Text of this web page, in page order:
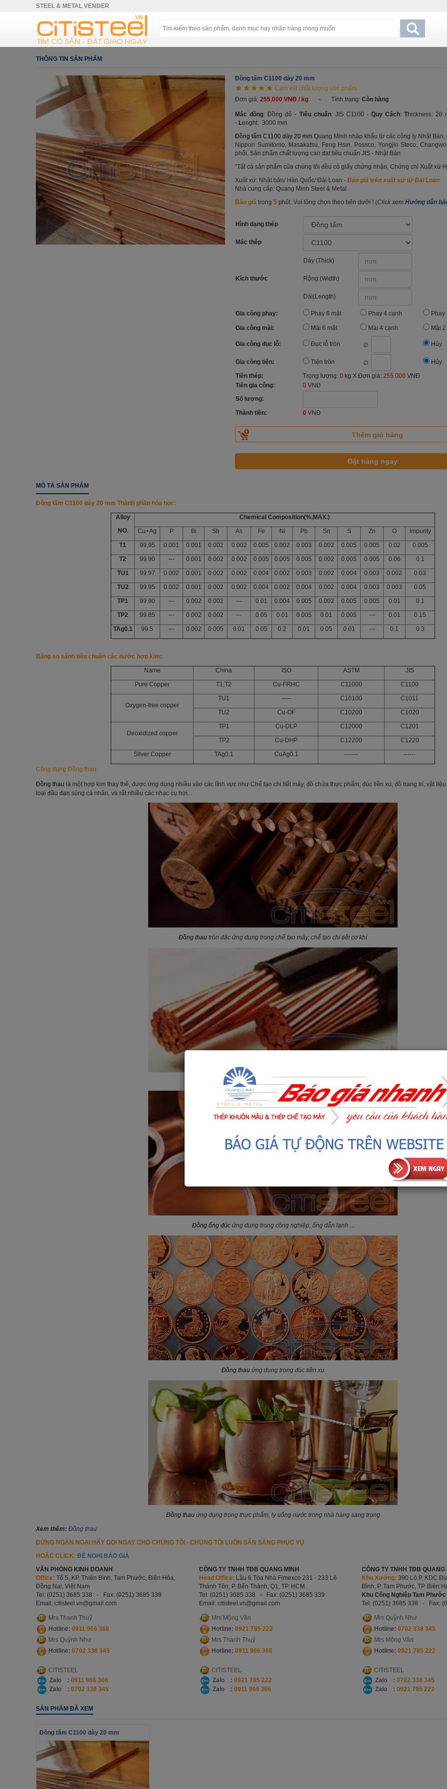
STEEL & METAL VENDER
THÔNG TIN SẢN PHẨM
Đồng tấm C1100 dày 20 mm
Cam kết chất lượng sản phẩm
Đơn giá: 255,000 VNĐ / kg - Tình trạng: Còn hàng
Mác đồng: Đồng đỏ - Tiêu chuẩn: JIS C1100 -Quy Cách:Thickness:
- Lenght: 3000 mm
Đồng tấm C1100 dày 20 mm Quang Minh nhập khẩu từ các công ty Nhật
Nippon Sumitomo, Masakatsu, Feng Hsin, Possco, Yongjin Steco,
phối. Sản phẩm chất lượng cao đạt tiêu chuẩn JIS - Nhật Bản
"Tất cả sản phẩm của chúng tôi đều có giấy chứng nhận, Chứng chỉ Xuất xứ
Xuất xứ: Nhật bản/ Hàn Quốc/ Đài Loan - Báo giá trên xuất xứ từ Đài Loan
Nhà cung cấp: Quang Minh Steel & Metal
Báo giá trong 5 phút. Vui lòng chọn theo bên dưới ! (Click xem Hướng dẫn
Hình dạng thép
Mác thép
Kích thước
Dày (Thick)
Rộng (Width)
Dài(Length)
Gia công phay: Phay 6 mặt Phay 4 cạnh Phay
Gia công mài: Mài 6 mặt Mài 4 cạnh Mài
Gia công đục lỗ: Đục lỗ tròn ∅ Hủy
Gia công tiện: Tiện tròn ∅
Hủy
Tiền thép:
Trọng lượng: 0 kg X Đơn giá: 255.000 VNĐ
Tiền gia công:
0 VNĐ
Số lượng:
Thành tiền:
0 VNĐ
MÔ TẢ SẢN PHẨM
Đồng tấm C1100 dày 20 mm Thành phần hóa học:
Alloy
NO.
Chemical Composition(%,MAX.)
Cu+Ag
P Bi Sb As Fe Ni Pb Sn S Zn O
Impurity
T1
99.95 0.001 0.001 0.002 0.002 0.005 0.002 0.003 0.002 0.005 0.005 0.02
0.005
T2
99.90 --- 0.001 0.002 0.002 0.005 0.005 0.005 0.002 0.005 0.005 0.06
0.1
TU1
99.97 0.002 0.001 0.002 0.002 0.004 0.002 0.003 0.002 0.004 0.003 0.002
0.03
TU2
99.95 0.002 0.001 0.002 0.002 0.004 0.002 0.004 0.002 0.004 0.003 0.003
0.05
TP1
99.90 --- 0.002 0.002 --- 0.01 0.004 0.005 0.002 0.005 0.005 0.01
0.1
TP2
99.85 --- 0.002 0.002 --- 0.05 0.01 0.005 0.01 0.005 --- 0.01
0.15
TAg0.1
99.5 --- 0.002 0.005 0.01 0.05 0.2 0.01 0.05 0.01 --- 0.1 0.3
Bảng so sánh tiêu chuần các nước hợp kim:
Name
China ISO ASTM
JIS
Pure Copper
T1,T2 Cu-FRHC C11000 C1100
Oxygen-free copper
TU1 ----- C10100
C1011
TU2
Cu-OF C10200 C1020
Deoxidized copper
TP1 Cu-DLP C12000
C1201
TP2
Cu-DHP C12200
C1220
Silver Copper
TAg0.1 CuAg0.1 ------- ------
Công dụng Đồng thau:
Đồng thau là một hợp kim thay thế, được ứng dụng nhiều vào các lĩnh vực như Chế tạo chi tiết máy, đồ chứa thực phẩm, đúc tiền xu, đồ trang trí, vật
loại đầu đạn súng cá nhân, và rất nhiều các nhạc cụ hơi...
Đồng thau tròn đặc ứng dụng trong chế tạo máy, chế tạo chi tiết cơ khí
Đồng sợi ứng dụng chế tạo thiết bị điện, dây dẫn điện
Đồng ống đúcứng dụng trong công nghiệp, ống dẫn lạnh ...
Đồng thau ứng dụng trong đúc tiền xu
Đồng thauứng dụng trong thực phẩm, ly uống nước trong nhà hàng sang trọng
Xem thêm: Đồng thau
ĐỪNG NGẦN NGẠI HÃY GỌI NGAY CHO CHÚNG TÔI - CHÚNG TÔI LUÔN SẴN SÀNG PHỤC VỤ
HOẶC CLICK: ĐỀ NGHỊ BÁO GIÁ
VĂN PHÒNG KINH DOANH
Office: Tổ 5, KP. Thiên Bình, Tam Phước, Biên Hòa,
Đồng Nai, Việt Nam
Tel: (0251) 3685 338 - Fax: (0251) 3685 339
Email: citisteel.vn@gmail.com
Mrs Thanh Thuỷ
Hotline: 0911 966 366
Mrs Quỳnh Như
Hotline: 0702 338 345
CITISTEEL
Zalo : 0911 966 366
Zalo : 0702 338 345
CÔNG TY TNHH TĐB QUANG MINH
Head Office: Lầu 6 Tòa Nhà Fimexco 231 - 233 Lê
Thánh Tôn, P. Bến Thành, Q1, TP. HCM
Tel: (0251) 3685 338 -
Fax: (0251) 3685 339
Email: citisteel.vn@gmail.com
Mrs Mộng Vân
Hotline: 0921 785 222
Mrs Thanh Thuỷ
Hotline: 0911 966 366
CITISTEEL
Zalo : 0921 785 222
Zalo : 0911 966 366
CÔNG TY TNHH TĐB QUANG
Kho Xưởng: 390 Lô P, KDC
Bình, P. Tam Phước, TP. Biên
Khu Công Nghiệp Tam
Tel: (0251) 3685 338 -
Fax:
Mrs Quỳnh Như
Hotline: 0702 338 345
Mrs Mộng Vân
Hotline: 0921 785 222
CITISTEEL
Zalo : 0702 338 345
Zalo : 0921 785 222
SẢN PHẨM ĐÃ XEM
Đồng tấm C1100 dày 20 mm